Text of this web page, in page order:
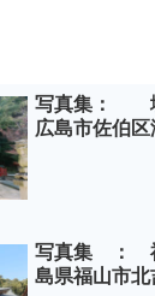
写真集：
広島市佐伯区
写真集 ：
島県福山市北